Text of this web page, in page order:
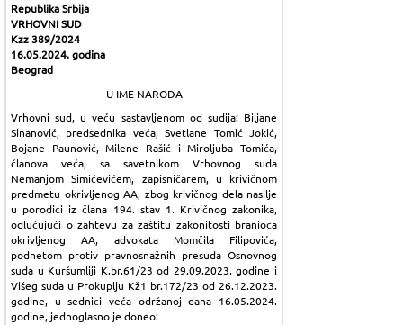
Republika Srbija
VRHOVNI SUD
Kzz 389/2024
16.05.2024. godina
Beograd
U IME NARODA
Vrhovni sud, u veću sastavljenom od sudija: Biljane
Sinanović, predsednika veća, Svetlane Tomić Jokić,
Bojane Paunović, Milene Rašić i Miroljuba Tomića,
članova veća, sa savetnikom Vrhovnog suda
Nemanjom Simićevićem, zapisničarem, u krivičnom
predmetu okrivljenog AA, zbog krivičnog dela nasilje
u porodici iz člana 194. stav 1. Krivičnog zakonika,
odlučujući o zahtevu za zaštitu zakonitosti branioca
okrivljenog AA, advokata Momčila Filipovića,
podnetom protiv pravnosnažnih presuda Osnovnog
suda u Kuršumliji K.br.61/23 od 29.09.2023. godine i
Višeg suda u Prokuplju Kž1 br.172/23 od 26.12.2023.
godine, u sednici veća održanoj dana 16.05.2024.
godine, jednoglasno je doneo: